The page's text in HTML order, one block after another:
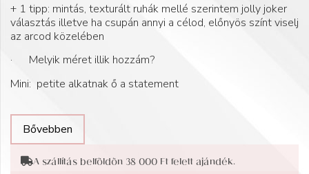
+ 1 tipp: mintás, texturált ruhák mellé szerintem jolly joker
választás illetve ha csupán annyi a célod, előnyös színt viselj
az arcod közelében
· Melyik méret illik hozzám?
Mini: petite alkatnak ő a statement
Bővebben
A szállítás belföldön 38 000 Ft felett ajándék.